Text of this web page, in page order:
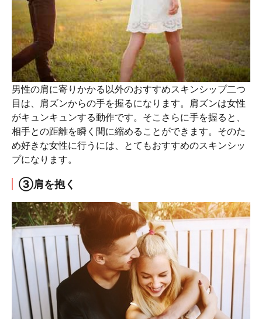
男性の肩に寄りかかる以外のおすすめスキンシップ二つ
目は、肩ズンからの手を握るになります。肩ズンは女性
がキュンキュンする動作です。そこさらに手を握ると、
相手との距離を瞬く間に縮めることができます。そのた
め好きな女性に行うには、とてもおすすめのスキンシッ
プになります。
③肩を抱く